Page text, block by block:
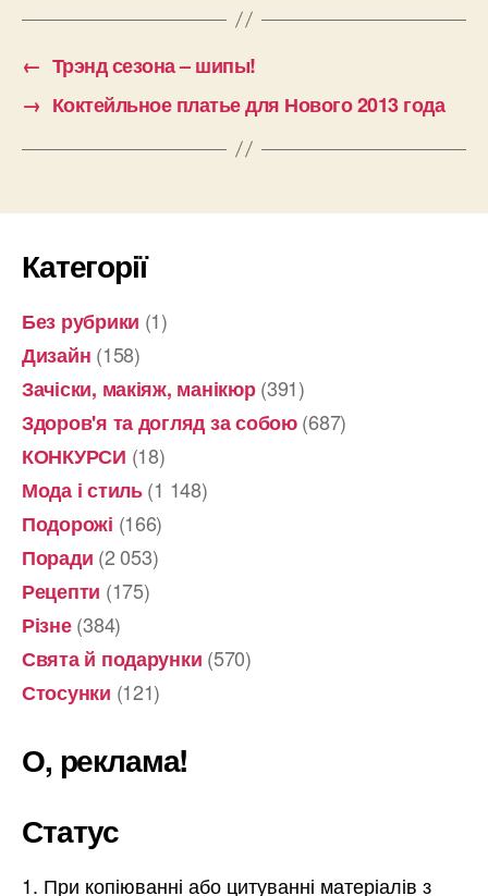
← Трэнд сезона – шипы!
→ Коктейльное платье для Нового 2013 года
Категорії
Без рубрики (1)
Дизайн (158)
Зачіски, макіяж, манікюр(391)
Здоров'я та догляд за собою(687)
КОНКУРСИ (18)
Мода і стиль(1 148)
Подорожі (166)
Поради (2 053)
Рецепти (175)
Різне(384)
Свята й подарунки (570)
Стосунки (121)
О, реклама!
Статус
При копіюванні або цитуванні матеріалів з